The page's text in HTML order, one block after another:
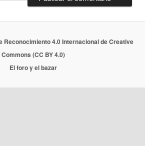
Reconocimiento 4.0 Internacional de Creative
Commons (CC BY 4.0)
El foro y el bazar